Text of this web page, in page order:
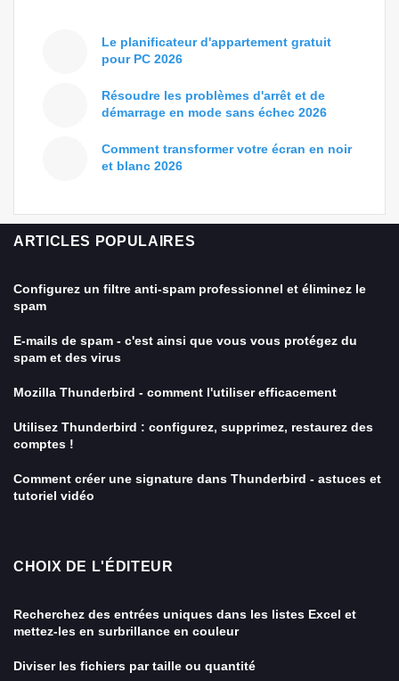
Le planificateur d'appartement gratuit
pour PC 2026
Résoudre les problèmes d'arrêt et de
démarrage en mode sans échec 2026
Comment transformer votre écran en noir
et blanc 2026
ARTICLES POPULAIRES
Configurez un filtre anti-spam professionnel et éliminez le
spam
E-mails de spam - c'est ainsi que vous vous protégez du
spam et des virus
Mozilla Thunderbird - comment l'utiliser efficacement
Utilisez Thunderbird : configurez, supprimez, restaurez des
comptes !
Comment créer une signature dans Thunderbird - astuces et
tutoriel vidéo
CHOIX DE L'ÉDITEUR
Recherchez des entrées uniques dans les listes Excel et
mettez-les en surbrillance en couleur
Diviser les fichiers par taille ou quantité